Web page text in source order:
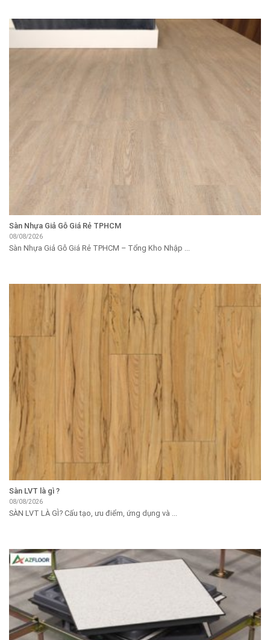
Sàn Nhựa Giả Gỗ Giá Rẻ TPHCM
08/08/2026
Sàn Nhựa Giả Gỗ Giá Rẻ TPHCM – Tổng Kho Nhập ...
Sàn LVT là gì ?
08/08/2026
SÀN LVT LÀ GÌ? Cấu tạo, ưu điểm, ứng dụng và ...